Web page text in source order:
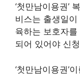
‘첫만남이용권’
비스는 출생일
육하는 보호자
되어 있어야 신
‘첫만남이용권’